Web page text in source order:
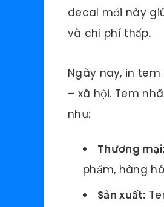
decal mới này
và chi phí thấp.
Ngày nay, in
– xã hội. Tem
như:
Thương mại:
phẩm, hàng
Sản xuất: